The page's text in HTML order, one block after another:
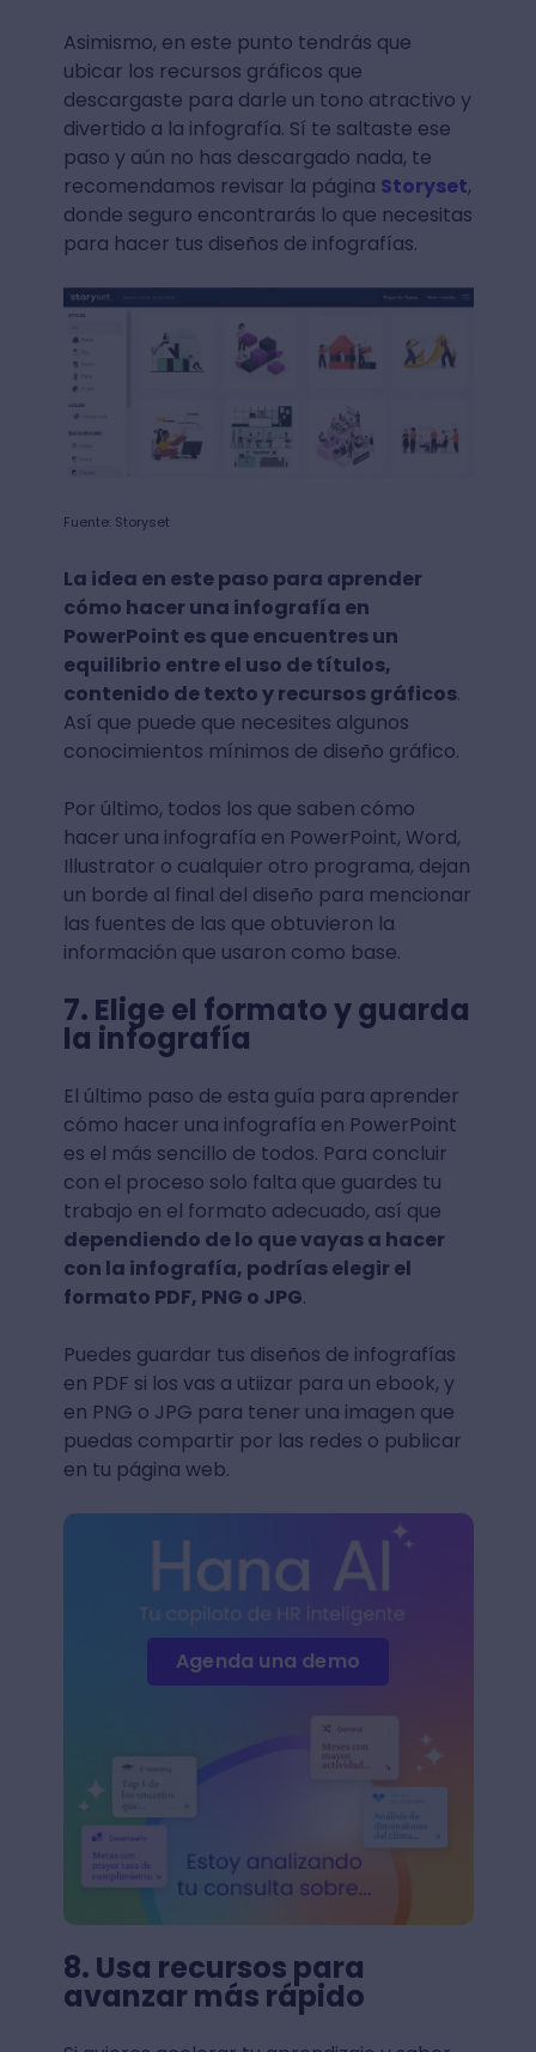
Asimismo, en este punto tendrás que
ubicar los recursos gráficos que
descargaste para darle un tono atractivo y
divertido a la infografía. Sí te saltaste ese
paso y aún no has descargado nada, te
recomendamos revisar la página Storyset,
donde seguro encontrarás lo que necesitas
para hacer tus diseños de infografías.
Fuente: Storyset
La idea en este paso para aprender
cómo hacer una infografía en
PowerPoint es que encuentres un
equilibrio entre el uso de títulos,
contenido de texto y recursos gráficos.
Así que puede que necesites algunos
conocimientos mínimos de diseño gráfico.
Por último, todos los que saben cómo
hacer una infografía en PowerPoint, Word,
Illustrator o cualquier otro programa, dejan
un borde al final del diseño para mencionar
las fuentes de las que obtuvieron la
información que usaron como base.
7. Elige el formato y guarda
la infografía
El último paso de esta guía para aprender
cómo hacer una infografía en PowerPoint
es el más sencillo de todos. Para concluir
con el proceso solo falta que guardes tu
trabajo en el formato adecuado, así que
dependiendo de lo que vayas a hacer
con la infografía, podrías elegir el
formato PDF, PNG o JPG.
Puedes guardar tus diseños de infografías
en PDF si los vas a utiizar para un ebook, y
en PNG o JPG para tener una imagen que
puedas compartir por las redes o publicar
en tu página web.
Agenda una demo
8. Usa recursos para
avanzar más rápido